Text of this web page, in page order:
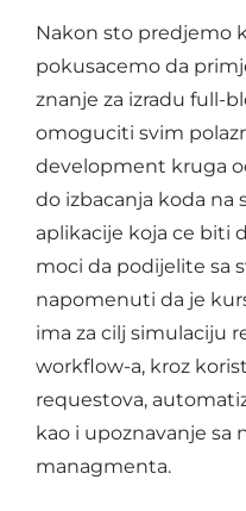
Nakon sto predjemo
pokusacemo da
znanje za izradu full-
omoguciti svim
development kruga
do izbacanja koda na
aplikacije koja ce biti
moci da podijelite sa
napomenuti da je
ima za cilj simulaciju
workflow-a, kroz
requestova,
kao i upoznavanje sa
managmenta.